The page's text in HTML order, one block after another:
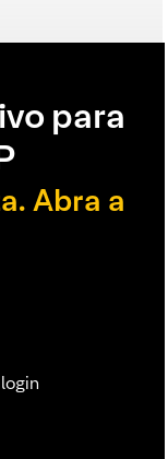
para
Abra a